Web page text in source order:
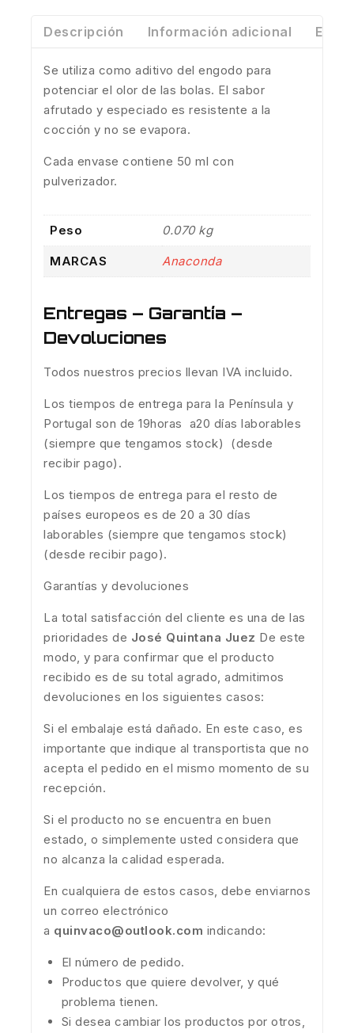
Descripción Información adicional
Se utiliza como aditivo del engodo para
potenciar el olor de las bolas. El sabor
afrutado y especiado es resistente a la
cocción y no se evapora.
Cada envase contiene 50 ml con
pulverizador.
Peso 0.070 kg
MARCAS Anaconda
Entregas – Garantía –
Devoluciones
Todos nuestros precios llevan IVA incluido.
Los tiempos de entrega para la Península y
Portugal son de 19horas a20 días laborables
(siempre que tengamos stock) (desde
recibir pago).
Los tiempos de entrega para el resto de
países europeos es de 20 a 30 días
laborables (siempre que tengamos stock)
(desde recibir pago).
Garantías y devoluciones
La total satisfacción del cliente es una de las
prioridades de José Quintana Juez De este
modo, y para confirmar que el producto
recibido es de su total agrado, admitimos
devoluciones en los siguientes casos:
Si el embalaje está dañado. En este caso, es
importante que indique al transportista que no
acepta el pedido en el mismo momento de su
recepción.
Si el producto no se encuentra en buen
estado, o simplemente usted considera que
no alcanza la calidad esperada.
En cualquiera de estos casos, debe enviarnos
un correo electrónico
a quinvaco@outlook.com indicando:
El número de pedido.
Productos que quiere devolver, y qué
problema tienen.
Si desea cambiar los productos por otros,